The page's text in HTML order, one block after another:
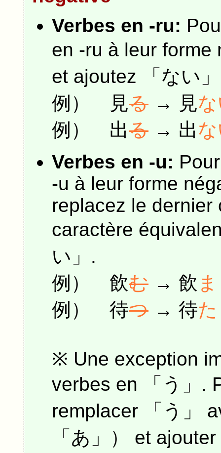
Verbes en -ru:
en -ru à leur forme
et ajoutez 「ない
例） 見る → 見
例） 出る → 出
Verbes en -u:
-u à leur forme
replacez le dernier
caractère
い」.
例） 飲む → 飲 ま
例） 待つ → 待た
※ Une exception
verbes en 「う」.
remplacer 「う」
「あ」） et